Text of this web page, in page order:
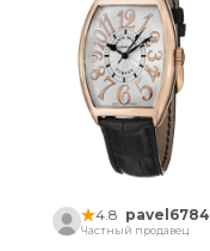
4.8 pavel6784
Частный продавец